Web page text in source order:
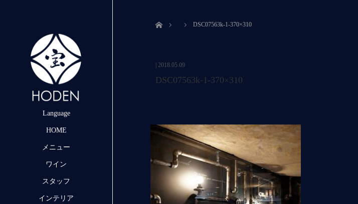
Language
HOME
メニュー
ワイン
スタッフ
インテリア
ホーム DSC07563k-1-370×310
2018.05.09
DSC07563k-1-370×310